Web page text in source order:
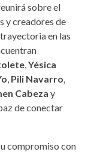
sobre el
y creadores de
en las
,Yésica
, Pili Navarro,
Cabeza y
de conectar
compromiso con